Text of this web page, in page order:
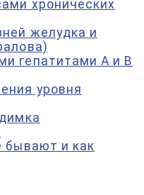
хронических
желудка и
гепатитами А и B
уровня
бывают и как